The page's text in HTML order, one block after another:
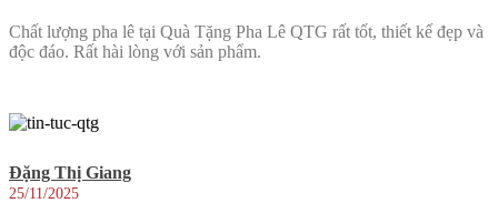
Chất lượng pha lê tại Quà Tặng Pha Lê QTG rất tốt, thiết kế đẹp và
độc đáo. Rất hài lòng với sản phẩm.
Đặng Thị Giang
25/11/2025